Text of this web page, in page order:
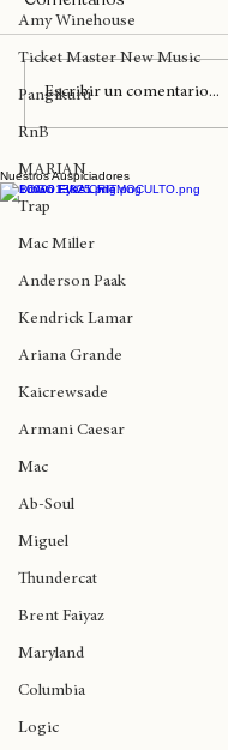
Queens
Amy Winehouse
Ticket Master New Music
Pangikurü
RnB
MARIAN
Trap
Mac Miller
Anderson Paak
Kendrick Lamar
Ariana Grande
Kaicrewsade
Armani Caesar
Mac
Ab-Soul
Miguel
Thundercat
Brent Faiyaz
Maryland
Columbia
álbum 'Dreams
Comentarios
Escribir un comentario...
Nuestros Auspiciadores